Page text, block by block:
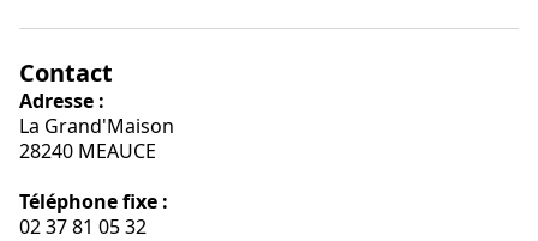
Contact
Adresse :
La Grand'Maison
28240 MEAUCE
Téléphone fixe :
02 37 81 05 32